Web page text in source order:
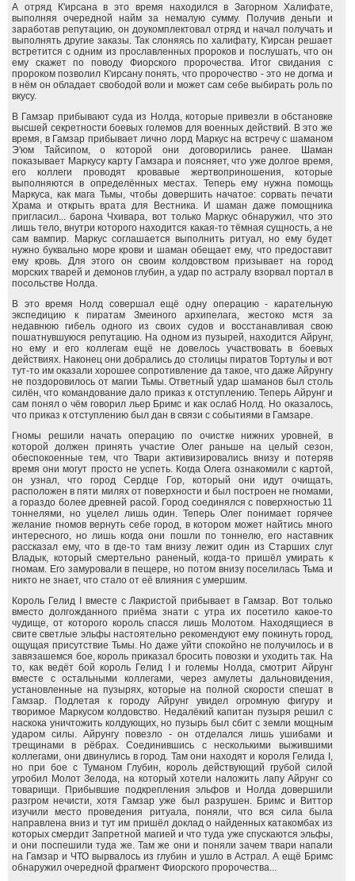
А отряд К'ирсана в это время находился в Загорном Халифате,
выполняя очередной найм за немалую сумму. Получив деньги и
заработав репутацию, он доукомплектовал отряд и начал получать и
выполнять другие заказы. Так слоняясь по халифату, К'ирсан решает
встретится с одним из прославленных пророков и послушать, что он
ему скажет по поводу Фиорского пророчества. Итог свидания с
пророком позволил К'ирсану понять, что пророчество - это не догма и
в нём он обладает свободой воли и может сам себе выбирать роль по
вкусу.
В Гамзар прибывают суда из Нолда, которые привезли в обстановке
высшей секретности боевых големов для военных действий. В это же
время, в Гамзар прибывает лично лорд Маркус на встречу с шаманом
Э'юм Тайсипом, о которой они договорились ранее. Шаман
показывает Маркусу карту Гамзара и поясняет, что уже долгое время,
его коллеги проводят кровавые жертвоприношения, которые
выполняются в определённых местах. Теперь ему нужна помощь
Маркуса, как мага Тьмы, чтобы довершить начатое: сорвать печати
Храма и открыть врата для Вестника. И шаман даже помощника
пригласил... барона Чхивара, вот только Маркус обнаружил, что это
лишь тело, внутри которого находится какая-то тёмная сущность, а не
сам вампир. Маркус соглашается выполнить ритуал, но ему будет
нужно буквально море крови и шаман обещает ему, что предоставит
ему кровь. Для этого он своим колдовством призывает на город
морских тварей и демонов глубин, а удар по астралу взорвал портал в
посольстве Нолда.
В это время Нолд совершал ещё одну операцию - карательную
экспедицию к пиратам Змеиного архипелага, жестоко мстя за
недавнюю гибель одного из своих судов и восстанавливая свою
пошатнувшуюся репутацию. На одном из пузырей, находится Айрунг,
но ему и его коллегам ещё не довелось участвовать в боевых
действиях. Наконец они добрались до столицы пиратов Тортулы и вот
тут-то им оказали хорошее сопротивление да такое, что даже Айрунгу
не поздоровилось от магии Тьмы. Ответный удар шаманов был столь
силён, что командование дало приказ к отступлению. Теперь Айрунг и
сам понял о чём говорил льер Бримс и как ослаб Нолд. Но оказалось,
что приказ к отступлению был дан в связи с событиями в Гамзаре.
Гномы решили начать операцию по очистке нижних уровней, в
которой должен принять участие Олег раньше на целый сезон,
обеспокоенные тем, что Твари активизировались внизу и потеряв
время они могут просто не успеть. Когда Олега ознакомили с картой,
он узнал, что город Сердце Гор, который они идут очищать,
расположен в пяти милях от поверхности и был построен не гномами,
а гораздо более древней расой. Город соединялся с поверхностью 11
тоннелями, но уцелел лишь один. Теперь Олег понимает горячее
желание гномов вернуть себе город, в котором может найтись много
интересного, но лишь когда они пошли по тоннелю, его наставник
рассказал ему, что в где-то там внизу лежит один из Старших слуг
Владык, который смертельно раненый, когда-то пришёл умирать к
гномам. Его замуровали в пещере, но потом внизу поселилась Тьма и
никто не знает, что стало от её влияния с умершим.
Король Гелид I вместе с Лакристой прибывает в Гамзар. Вот только
вместо долгожданного приёма знати с утра их посетило какое-то
чудище, от которого король спасся лишь Молотом. Находящиеся в
свите светлые эльфы настоятельно рекомендуют ему покинуть город,
ощущая присутствие Тьмы. Но даже уйти спокойно не получилось и в
завязашемся бое, король приказал бросить повозки и уходить так. На
то, как ведёт бой король Гелид I и големы Нолда, смотрит Айрунг
вместе с остальными коллегами, через амулеты дальновидения,
установленные на пузырях, которые на полной скорости спешат в
Гамзар. Подлетая к городу Айрунг увидел огромную фигуру и
творимое Маркусом колдовство. Недалёкий капитан пузыря решил с
наскока уничтожить колдующих, но пузырь был сбит с земли мощным
ударом силы. Айрунгу повезло - он отделался лишь ушибами и
трещинами в рёбрах. Соединившись с несколькими выжившими
коллегами, они двинулись в город. Там они находят и короля Гелида I,
но при бое с Туманом Глубин, король действующий грубой силой
угробил Молот Зелода, на который хотели наложить лапу Айрунг со
товарищи. Прибывшие подкрепления эльфов и Нолда довершили
разгром нечисти, хотя Гамзар уже был разрушен. Бримс и Виттор
изучили место проведения ритуала, поняли, что вся сила была
направлена вниз и тут им пришёл доклад о найденных катакомбах из
которых смердит Запретной магией и что туда уже спускаются эльфы,
и они поспешили туда же. Там же они и поняли зачем твари напали
на Гамзар и ЧТО вырвалось из глубин и ушло в Астрал. А ещё Бримс
обнаружил очередной фрагмент Фиорского пророчества...